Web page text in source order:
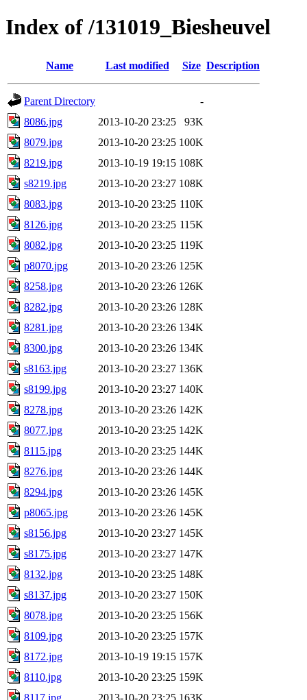
Index of /131019_Biesheuvel
Name Last modified Size Description
Parent Directory
-
8086.jpg
2013-10-20 23:25
93K
8079.jpg
2013-10-20 23:25 100K
8219.jpg
2013-10-19 19:15 108K
s8219.jpg
2013-10-20 23:27 108K
8083.jpg
2013-10-20 23:25 110K
8126.jpg
2013-10-20 23:25 115K
8082.jpg
2013-10-20 23:25 119K
p8070.jpg
2013-10-20 23:26 125K
8258.jpg
2013-10-20 23:26 126K
8282.jpg
2013-10-20 23:26 128K
8281.jpg
2013-10-20 23:26 134K
8300.jpg
2013-10-20 23:26 134K
s8163.jpg
2013-10-20 23:27 136K
s8199.jpg
2013-10-20 23:27 140K
8278.jpg
2013-10-20 23:26 142K
8077.jpg
2013-10-20 23:25 142K
8115.jpg
2013-10-20 23:25 144K
8276.jpg
2013-10-20 23:26 144K
8294.jpg
2013-10-20 23:26 145K
p8065.jpg
2013-10-20 23:26 145K
s8156.jpg
2013-10-20 23:27 145K
s8175.jpg
2013-10-20 23:27 147K
8132.jpg
2013-10-20 23:25 148K
s8137.jpg
2013-10-20 23:27 150K
8078.jpg
2013-10-20 23:25 156K
8109.jpg
2013-10-20 23:25 157K
8172.jpg
2013-10-19 19:15 157K
8110.jpg
2013-10-20 23:25 159K
8117.jpg
2013-10-20 23:25 163K